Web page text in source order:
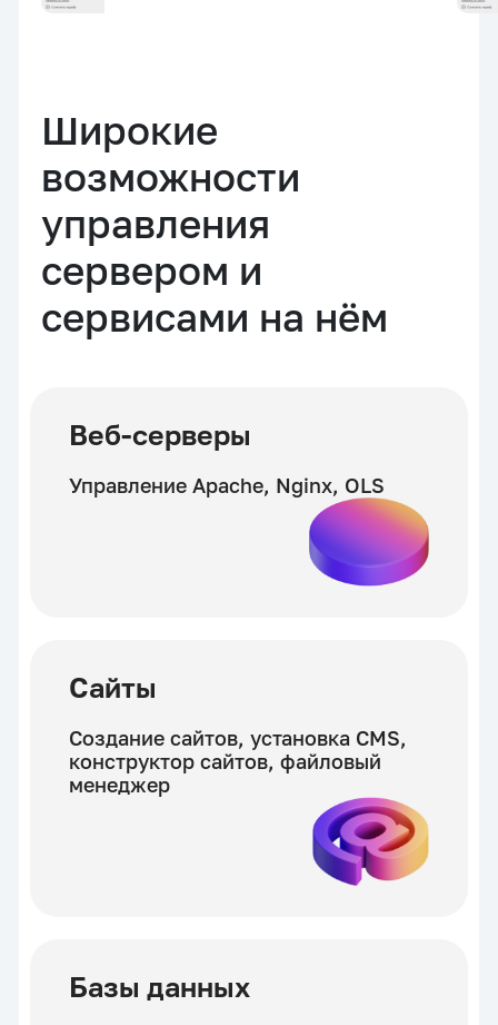
Широкие
возможности
управления
сервером и
сервисами на нём
Веб-серверы
Управление Apache, Nginx, OLS
Cайты
Создание сайтов, установка CMS,
конструктор сайтов, файловый
менеджер
Базы данных